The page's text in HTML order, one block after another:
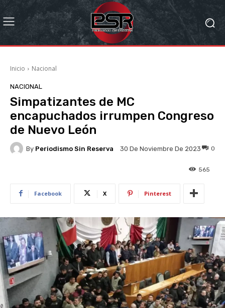
Inicio Nacional
NACIONAL
Simpatizantes de MC
encapuchados irrumpen Congreso
de Nuevo León
By Periodismo Sin Reserva 30 De Noviembre De 2023 0
565
Facebook X Pinterest